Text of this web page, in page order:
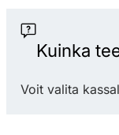
määrä
Kuinka
Voit valita